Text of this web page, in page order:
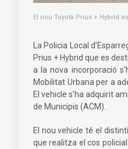
El nou Toyota Prius + Hybrid
La Policia Local
Prius + Hybrid que es
a la nova incorporació
Mobilitat Urbana per a
El vehicle s’ha adquirit
de Municipis (ACM).
El nou vehicle té el
que realitza el cos